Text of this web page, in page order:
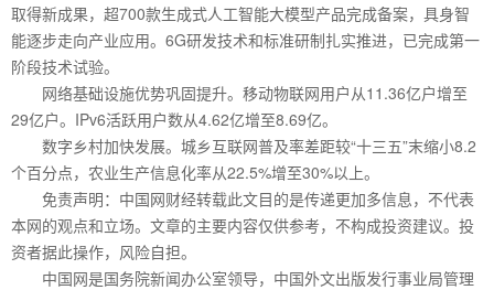
取得新成果，超700款生成式人工智能大模型产品完成备案，具身智
能逐步走向产业应用。6G研发技术和标准研制扎实推进，已完成第一
阶段技术试验。
网络基础设施优势巩固提升。移动物联网用户从11.36亿户增至
29亿户。IPv6活跃用户数从4.62亿增至8.69亿。
数字乡村加快发展。城乡互联网普及率差距较“十三五”末缩小8.2
个百分点，农业生产信息化率从22.5%增至30%以上。
免责声明：中国网财经转载此文目的是传递更加多信息，不代表
本网的观点和立场。文章的主要内容仅供参考，不构成投资建议。投
资者据此操作，风险自担。
中国网是国务院新闻办公室领导，中国外文出版发行事业局管理